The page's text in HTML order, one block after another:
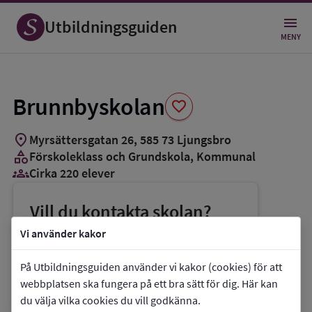
Vi använder kakor
På Utbildningsguiden använder vi kakor (cookies) för att
webbplatsen ska fungera på ett bra sätt för dig. Här kan
du välja vilka cookies du vill godkänna.
Utbildningsguiden MENY
Brunnbyskolan favorite
Spara
som
favorit
location_on Myrsättersgatan 26, 585 73 Ljungsbro
categoryFörskoleklass och Grundskola, Kommunal
groups_3Cirka 220 elever
Vill du kontakta skolan?
phoneTelefon:013-206349
E-post: emma.lund@utb.linkoping.se
link Webbplats:Brunnbyskolan